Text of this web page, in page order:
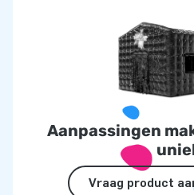
Aanpassingen
Vraag product